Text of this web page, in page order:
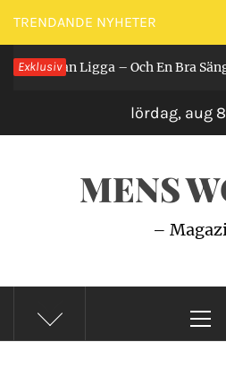
Hoppa
till
innehåll
TRENDANDE NYHETER
Exklusiv
Får Man Ligga – Och En Bra Säng
lördag, aug
MENS
–